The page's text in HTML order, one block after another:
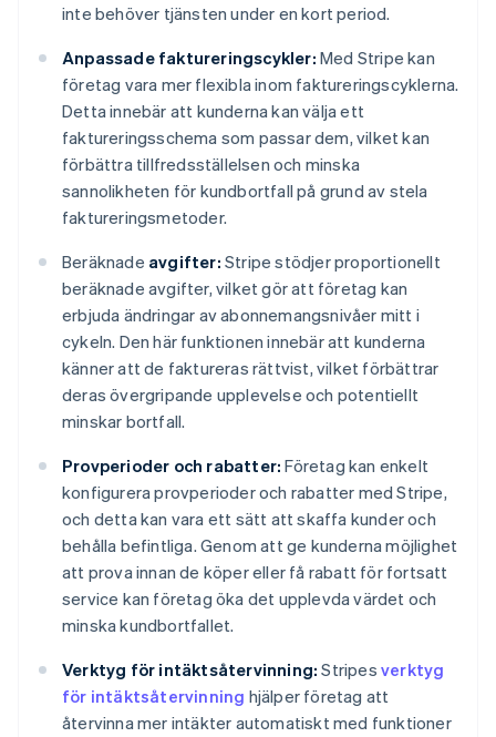
inte behöver tjänsten under en kort period.
Anpassade faktureringscykler: Med Stripe kan
företag vara mer flexibla inom faktureringscyklerna.
Detta innebär att kunderna kan välja ett
faktureringsschema som passar dem, vilket kan
förbättra tillfredsställelsen och minska
sannolikheten för kundbortfall på grund av stela
faktureringsmetoder.
Beräknade avgifter: Stripe stödjer proportionellt
beräknade avgifter, vilket gör att företag kan
erbjuda ändringar av abonnemangsnivåer mitt i
cykeln. Den här funktionen innebär att kunderna
känner att de faktureras rättvist, vilket förbättrar
deras övergripande upplevelse och potentiellt
minskar bortfall.
Provperioder och rabatter: Företag kan enkelt
konfigurera provperioder och rabatter med Stripe,
och detta kan vara ett sätt att skaffa kunder och
behålla befintliga. Genom att ge kunderna möjlighet
att prova innan de köper eller få rabatt för fortsatt
service kan företag öka det upplevda värdet och
minska kundbortfallet.
Verktyg för intäktsåtervinning: Stripesverktyg
för intäktsåtervinning hjälper företag att
återvinna mer intäkter automatiskt med funktioner